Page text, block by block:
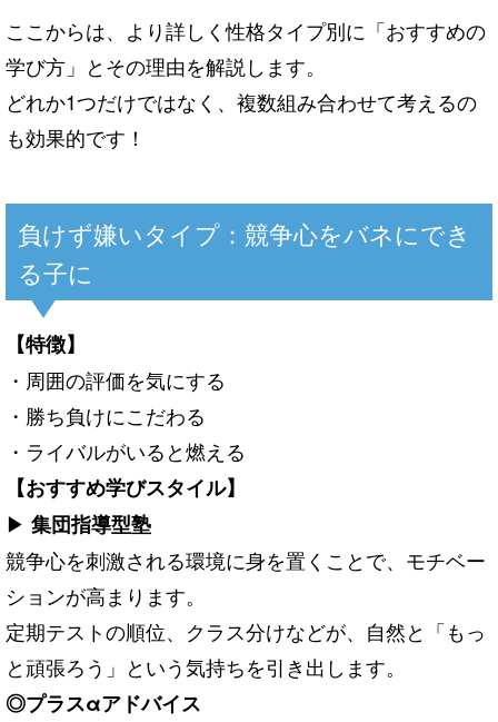
ここからは、より詳しく性格タイプ別に「おすすめの
学び方」とその理由を解説します。
どれか1つだけではなく、複数組み合わせて考えるの
も効果的です！
負けず嫌いタイプ：競争心をバネにでき
る子に
【特徴】
・周囲の評価を気にする
・勝ち負けにこだわる
・ライバルがいると燃える
【おすすめ学びスタイル】
▶ 集団指導型塾
競争心を刺激される環境に身を置くことで、モチベー
ションが高まります。
定期テストの順位、クラス分けなどが、自然と「もっ
と頑張ろう」という気持ちを引き出します。
◎プラスαアドバイス